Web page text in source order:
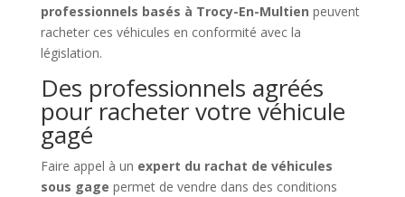
professionnels basés à Trocy-En-Multien peuvent
racheter ces véhicules en conformité avec la
législation.
Des professionnels agréés
pour racheter votre véhicule
gagé
Faire appel à un expert du rachat de véhicules
sous gage permet de vendre dans des conditions